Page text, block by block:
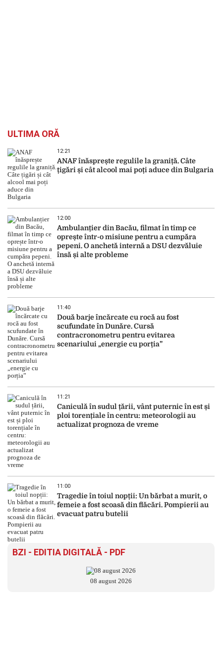
ULTIMA ORĂ
12:21
ANAF înăsprește regulile la graniță. Câte
țigări și cât alcool mai poți aduce din Bulgaria
12:00
Ambulanțier din Bacău, filmat în timp ce
oprește într-o misiune pentru a cumpăra
pepeni. O anchetă internă a DSU dezvăluie
însă și alte probleme
11:40
Două barje încărcate cu rocă au fost
scufundate în Dunăre. Cursă
contracronometru pentru evitarea
scenariului „energie cu porția”
11:21
Caniculă în sudul țării, vânt puternic în est și
ploi torențiale în centru: meteorologii au
actualizat prognoza de vreme
11:00
Tragedie în toiul nopții: Un bărbat a murit, o
femeie a fost scoasă din flăcări. Pompierii au
evacuat patru butelii
BZI - EDITIA DIGITALĂ - PDF
08 august 2026